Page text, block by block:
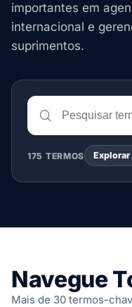
importantes em
internacional e
suprimentos.
175 TERMOS Explorar
Navegue
Mais de 30 termos-